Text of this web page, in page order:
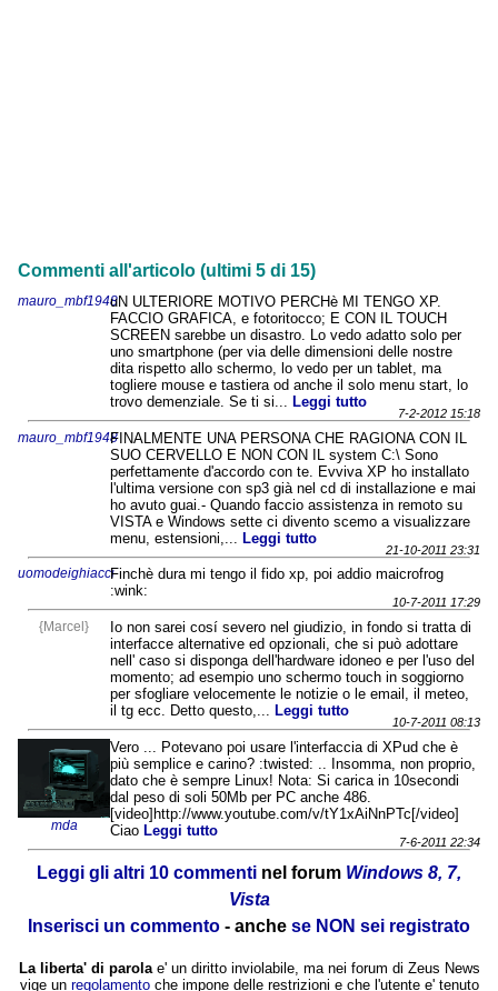
Commenti all'articolo (ultimi 5 di 15)
mauro_mbf1948uN ULTERIORE MOTIVO PERCHè MI TENGO XP.
FACCIO GRAFICA, e fotoritocco; E CON IL TOUCH
SCREEN sarebbe un disastro. Lo vedo adatto solo per
uno smartphone (per via delle dimensioni delle nostre
dita rispetto allo schermo, lo vedo per un tablet, ma
togliere mouse e tastiera od anche il solo menu start, lo
trovo demenziale. Se ti si...Leggi tutto
7-2-2012 15:18
mauro_mbf1948FINALMENTE UNA PERSONA CHE RAGIONA CON IL
SUO CERVELLO E NON CON IL system C:\ Sono
perfettamente d'accordo con te. Evviva XP ho installato
l'ultima versione con sp3 già nel cd di installazione e mai
ho avuto guai.- Quando faccio assistenza in remoto su
VISTA e Windows sette ci divento scemo a visualizzare
menu, estensioni,...Leggi tutto
21-10-2011 23:31
uomodeighiacciFinchè dura mi tengo il fido xp, poi addio maicrofrog
:wink:
10-7-2011 17:29
{Marcel}
Io non sarei cosí severo nel giudizio, in fondo si tratta di
interfacce alternative ed opzionali, che si può adottare
nell' caso si disponga dell'hardware idoneo e per l'uso del
momento; ad esempio uno schermo touch in soggiorno
per sfogliare velocemente le notizie o le email, il meteo,
il tg ecc. Detto questo,... Leggi tutto
10-7-2011 08:13
mda
Vero ... Potevano poi usare l'interfaccia di XPud che è
più semplice e carino? :twisted: .. Insomma, non proprio,
dato che è sempre Linux! Nota: Si carica in 10secondi
dal peso di soli 50Mb per PC anche 486.
[video]http://www.youtube.com/v/tY1xAiNnPTc[/video]
Ciao Leggi tutto
7-6-2011 22:34
Leggi gli altri 10 commenti nel forum Windows 8, 7,
Vista
Inserisci un commento - anche se NON sei registrato
La liberta' di parolae' un diritto inviolabile, ma nei forum di Zeus News
vige un regolamentoche impone delle restrizioni e che l'utente e' tenuto